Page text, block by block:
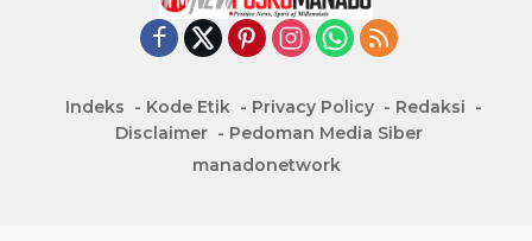
Indeks Kode Etik Privacy Policy
Redaksi
Disclaimer
Pedoman Media Siber
manadonetwork